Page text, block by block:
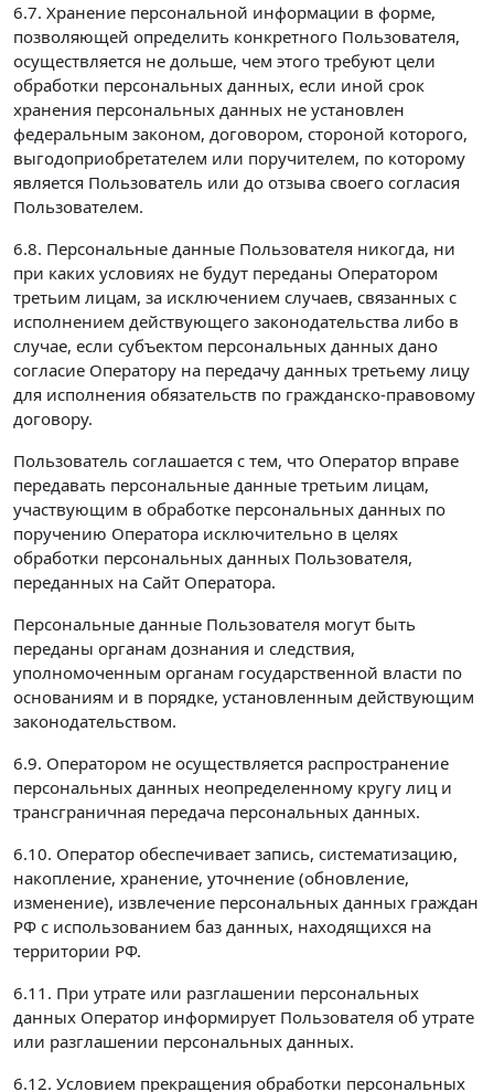
6.7. Хранение персональной информации в форме,
позволяющей определить конкретного Пользователя,
осуществляется не дольше, чем этого требуют цели
обработки персональных данных, если иной срок
хранения персональных данных не установлен
федеральным законом, договором, стороной которого,
выгодоприобретателем или поручителем, по которому
является Пользователь или до отзыва своего согласия
Пользователем.
6.8. Персональные данные Пользователя никогда, ни
при каких условиях не будут переданы Оператором
третьим лицам, за исключением случаев, связанных с
исполнением действующего законодательства либо в
случае, если субъектом персональных данных дано
согласие Оператору на передачу данных третьему лицу
для исполнения обязательств по гражданско-правовому
договору.
Пользователь соглашается с тем, что Оператор вправе
передавать персональные данные третьим лицам,
участвующим в обработке персональных данных по
поручению Оператора исключительно в целях
обработки персональных данных Пользователя,
переданных на Сайт Оператора.
Персональные данные Пользователя могут быть
переданы органам дознания и следствия,
уполномоченным органам государственной власти по
основаниям и в порядке, установленным действующим
законодательством.
6.9. Оператором не осуществляется распространение
персональных данных неопределенному кругу лиц и
трансграничная передача персональных данных.
6.10. Оператор обеспечивает запись, систематизацию,
накопление, хранение, уточнение (обновление,
изменение), извлечение персональных данных граждан
РФ с использованием баз данных, находящихся на
территории РФ.
6.11. При утрате или разглашении персональных
данных Оператор информирует Пользователя об утрате
или разглашении персональных данных.
6.12. Условием прекращения обработки персональных